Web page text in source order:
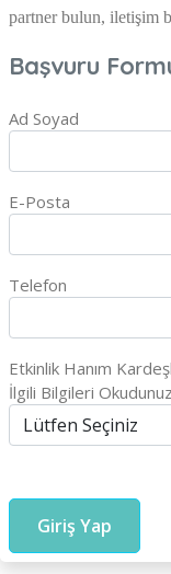
partner bulun, iletişim
Başvuru
Ad Soyad
E-Posta
Telefon
Etkinlik Hanım
İlgili Bilgileri
Giriş Yap